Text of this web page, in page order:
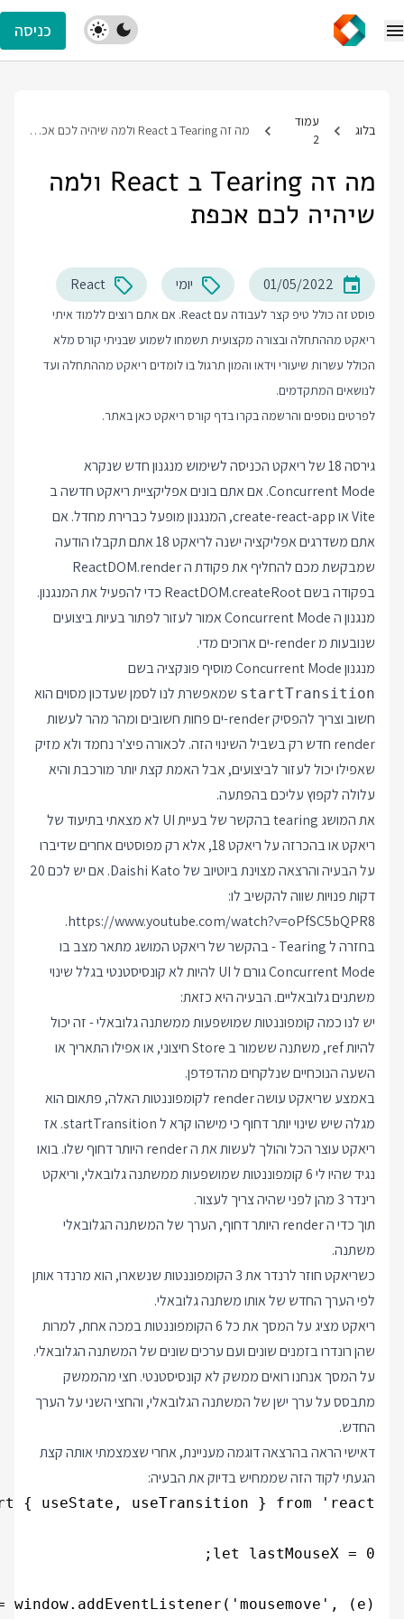
כניסה
בלוג
עמוד
2
מה זה Tearing ב React ולמה שיהיה לכם אכפת
מה זה Tearing ב React ולמה
שיהיה לכם אכפת
01/05/2022 יומי React
פוסט זה כולל טיפ קצר לעבודה עם React. אם אתם רוצים ללמוד איתי
ריאקט מההתחלה ובצורה מקצועית תשמחו לשמוע שבניתי קורס מלא
הכולל עשרות שיעורי וידאו והמון תרגול בו לומדים ריאקט מההתחלה ועד
לנושאים המתקדמים.
לפרטים נוספים והרשמה בקרו בדף קורס ריאקט כאן באתר.
גירסה 18 של ריאקט הכניסה לשימוש מנגנון חדש שנקרא
Concurrent Mode. אם אתם בונים אפליקציית ריאקט חדשה ב
Vite או create-react-app, המנגנון מופעל כברירת מחדל. אם
אתם משדרגים אפליקציה ישנה לריאקט 18 אתם תקבלו הודעה
שמבקשת מכם להחליף את פקודת ה ReactDOM.render
בפקודה בשם ReactDOM.createRoot כדי להפעיל את המנגנון.
מנגנון ה Concurrent Mode אמור לעזור לפתור בעיות ביצועים
שנובעות מ render-ים ארוכים מדי.
מנגנון Concurrent Mode מוסיף פונקציה בשם
startTransition שמאפשרת לנו לסמן שעדכון מסוים הוא
חשוב וצריך להפסיק render-ים פחות חשובים ומהר מהר לעשות
render חדש רק בשביל השינוי הזה. לכאורה פיצ'ר נחמד ולא מזיק
שאפילו יכול לעזור לביצועים, אבל האמת קצת יותר מורכבת והיא
עלולה לקפוץ עליכם בהפתעה.
את המושג tearing בהקשר של בעיית UI לא מצאתי בתיעוד של
ריאקט או בהכרזה על ריאקט 18, אלא רק מפוסטים אחרים שדיברו
על הבעיה והרצאה מצוינת ביוטיוב של Daishi Kato. אם יש לכם 20
דקות פנויות שווה להקשיב לו:
https://www.youtube.com/watch?v=oPfSC5bQPR8
.
בחזרה ל Tearing - בהקשר של ריאקט המושג מתאר מצב בו
Concurrent Mode גורם ל UI להיות לא קונסיסטנטי בגלל שינוי
משתנים גלובאליים. הבעיה היא כזאת:
יש לנו כמה קומפוננטות שמושפעות ממשתנה גלובאלי - זה יכול
להיות ref, משתנה ששמור ב Store חיצוני, או אפילו התאריך או
השעה הנוכחיים שנלקחים מהדפדפן.
באמצע שריאקט עושה render לקומפוננטות האלה, פתאום הוא
מגלה שיש שינוי יותר דחוף כי מישהו קרא ל startTransition. אז
ריאקט עוצר הכל והולך לעשות את ה render היותר דחוף שלו. בואו
נגיד שהיו לי 6 קומפוננטות שמושפעות ממשתנה גלובאלי, וריאקט
רינדר 3 מהן לפני שהיה צריך לעצור.
תוך כדי ה render היותר דחוף, הערך של המשתנה הגלובאלי
משתנה.
כשריאקט חוזר לרנדר את 3 הקומפוננטות שנשארו, הוא מרנדר אותן
לפי הערך החדש של אותו משתנה גלובאלי.
ריאקט מציג על המסך את כל 6 הקומפוננטות במכה אחת, למרות
שהן רונדרו בזמנים שונים ועם ערכים שונים של המשתנה הגלובאלי.
על המסך אנחנו רואים ממשק לא קונסיסטנטי. חצי מהממשק
מתבסס על ערך ישן של המשתנה הגלובאלי, והחצי השני על הערך
החדש.
דאישי הראה בהרצאה דוגמה מעניינת, אחרי שצמצמתי אותה קצת
הגעתי לקוד הזה שממחיש בדיוק את הבעיה: